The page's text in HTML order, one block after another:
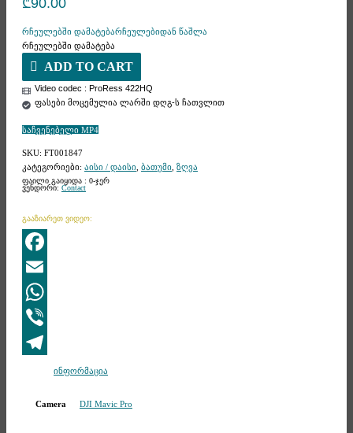
რჩეულებში დამატებარჩეულებიდან წაშლა
რჩეულებში დამატება
ADD TO CART
Video codec : ProRess 422HQ
ფასები მოცემულია ლარში დღგ-ს ჩათვლით
საჩვენებელი MP4
SKU: FT001847
კატეგორიები: აისი / დაისი ბათუმი ზღვა
ფაილი გაიყიდა : 0-ჯერ
ვენდორი: Contact
გააზიარეთ ვიდეო:
Facebook
Email
WhatsApp
Viber
Telegramინფორმაცია
Camera DJI Mavic Pro